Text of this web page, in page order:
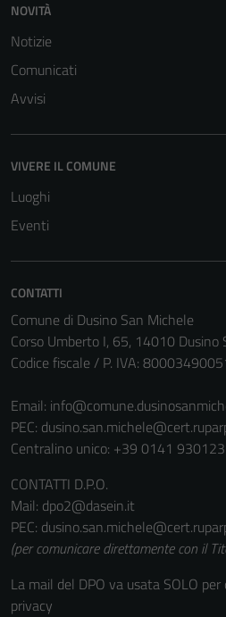
NOVITÀ
Notizie
Comunicati
Avvisi
VIVERE IL COMUNE
Luoghi
Eventi
CONTATTI
Comune di Dusino San Michele
Corso Umberto I, 65, 14010 Dusino
Codice fiscale / P. IVA:
Email:
PEC:
Centralino unico: +39 0141 930123
CONTATTI D.P.O.
Mail: dpo2@dasein.it
PEC:
(per comunicare direttamente con il
La mail del DPO va usata SOLO
privacy